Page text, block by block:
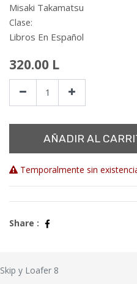
Misaki Takamatsu
Clase:
Libros En Español
320.00 L
AÑADIR AL
Temporalmente sin
Share :
Skip y Loafer 8